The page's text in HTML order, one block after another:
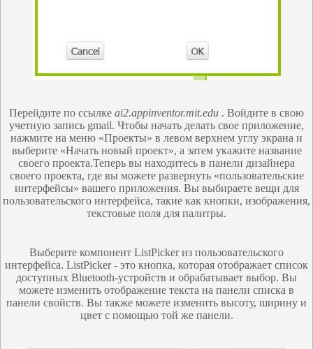
Перейдите по ссылке ai2.appinventor.mit.edu . Войдите в свою
учетную запись gmail. Чтобы начать делать свое приложение,
нажмите на меню «Проекты» в левом верхнем углу экрана и
выберите «Начать новый проект», а затем укажите название
своего проекта.Теперь вы находитесь в панели дизайнера
своего проекта, где вы можете развернуть «пользовательские
интерфейсы» вашего приложения. Вы выбираете вещи для
пользовательского интерфейса, такие как кнопки, изображения,
текстовые поля для палитры.
Выберите компонент ListPicker из пользовательского
интерфейса. ListPicker - это кнопка, которая отображает список
доступных Bluetooth-устройств и обрабатывает выбор. Вы
можете изменить отображение текста на панели списка в
панели свойств. Вы также можете изменить высоту, ширину и
цвет с помощью той же панели.